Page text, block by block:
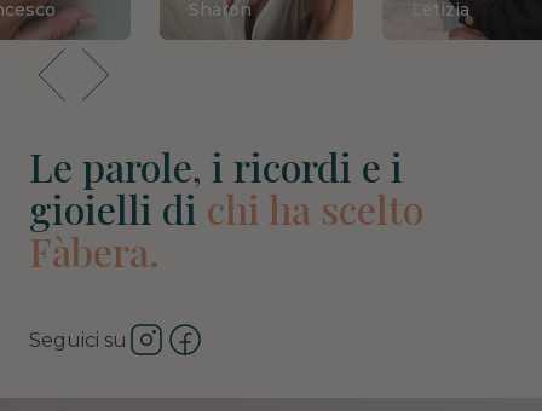
Sharon
Letizia
Le parole, i ricordi e i
gioielli di chi ha scelto
Fàbera.
Seguici su